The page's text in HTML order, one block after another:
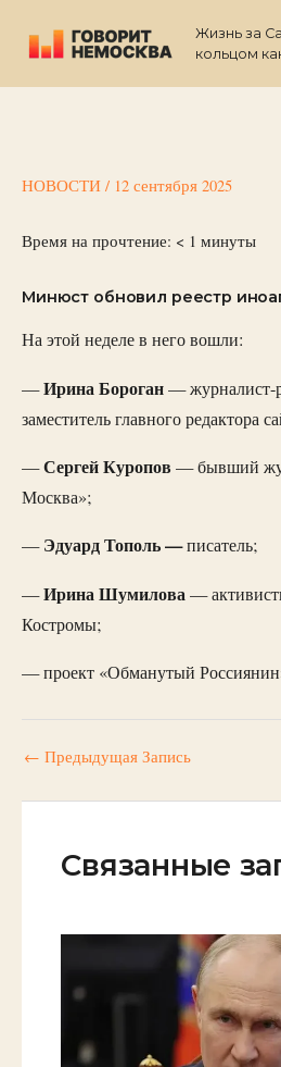
содержимому
Жизнь за
кольцом
НОВОСТИ / 12 сентября 2025
Время на прочтение: < 1 минуты
Минюст обновил реестр
На этой неделе в него вошли:
—Ирина Бороган— журналист-
заместитель главного редактора
—Сергей Куропов — бывший
Москва»;
—Эдуард Тополь —писатель;
—Ирина Шумилова—
Костромы;
— проект «Обманутый
← Предыдущая Запись
Связанные